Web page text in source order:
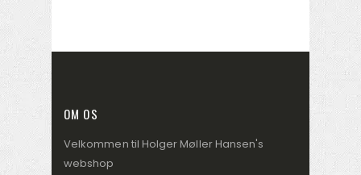
OM OS
Velkommen til Holger Møller Hansen's
webshop